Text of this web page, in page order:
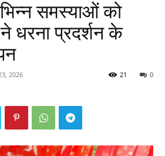
समस्याओं को
प्रदर्शन के
2026 0
21